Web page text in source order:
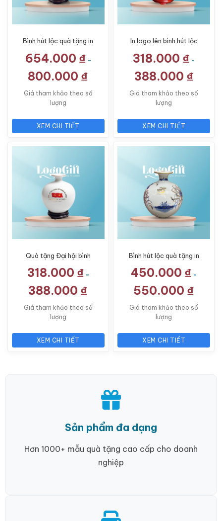
Bình hút lộc quà tặng in
thuận buồm xuôi gió
BHL11
654.000 ₫ -
800.000 ₫
Giá tham khảo theo số
lượng
XEM CHI TIẾT
In logo lên bình hút lộc
vàng 18cm LG-BHL07
318.000 ₫ -
388.000 ₫
Giá tham khảo theo số
lượng
XEM CHI TIẾT
Quà tặng Đại hội bình
18cm LG-BHL06
318.000 ₫ -
388.000 ₫
Giá tham khảo theo số
lượng
XEM CHI TIẾT
Bình hút lộc quà tặng in
hoa sen viền vàng kim
450.000 ₫ -
550.000 ₫
Giá tham khảo theo số
lượng
XEM CHI TIẾT
Sản phẩm đa dạng
Hơn 1000+ mẫu quà tặng cao cấp cho doanh
nghiệp